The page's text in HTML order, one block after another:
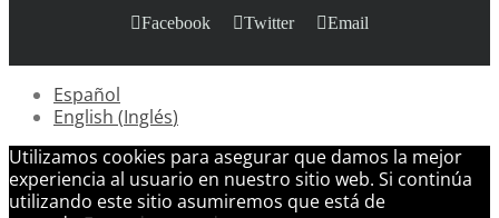
Facebook
Twitter Email
Español
English (Inglés)
Utilizamos cookies para asegurar que damos la mejor
experiencia al usuario en nuestro sitio web. Si continúa
utilizando este sitio asumiremos que está de